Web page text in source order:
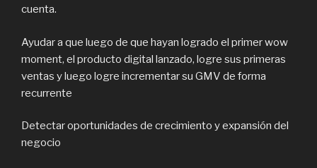
cuenta.
Ayudar a que luego de que hayan logrado el primer wow
moment, el producto digital lanzado, logre sus primeras
ventas y luego logre incrementar su GMV de forma
recurrente
Detectar oportunidades de crecimiento y expansión del
negocio